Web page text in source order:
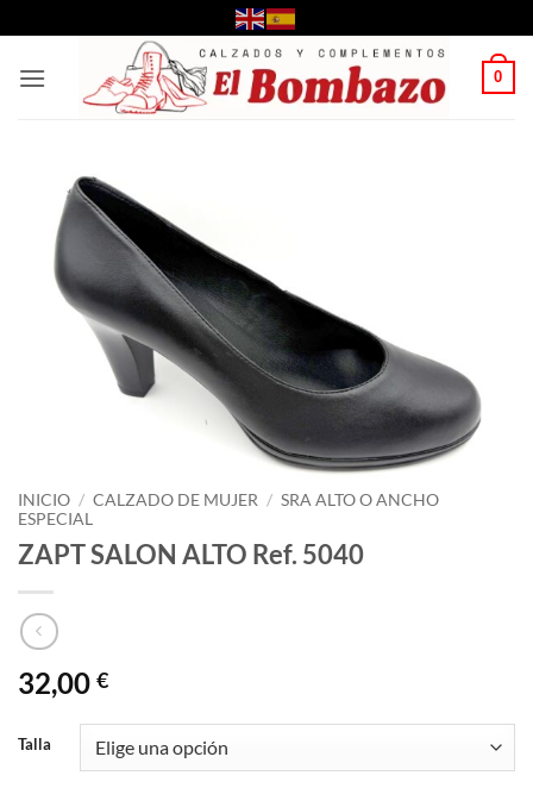
al
contenido
0
INICIO / CALZADO DE MUJER / SRA ALTO O ANCHO
ESPECIAL
ZAPT SALON ALTO Ref. 5040
32,00 €
Talla